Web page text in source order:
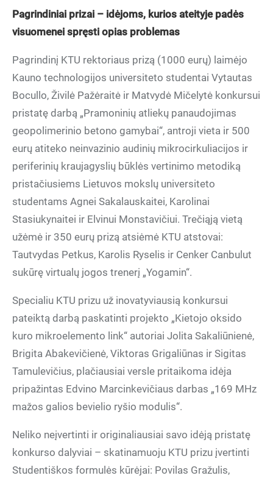
visuomenei spręsti opias problemas
Kauno technologijos universiteto studentai Vytautas
Bocullo, Živilė Pažėraitė ir Matvydė Mičelytė konkursui
pristatę darbą „Pramoninių atliekų panaudojimas
geopolimerinio betono gamybai“, antroji vieta ir 500
eurų atiteko neinvazinio audinių mikrocirkuliacijos ir
periferinių kraujagyslių būklės vertinimo metodiką
pristačiusiems Lietuvos mokslų universiteto
studentams Agnei Sakalauskaitei, Karolinai
Stasiukynaitei ir Elvinui Monstavičiui. Trečiąją vietą
užėmė ir 350 eurų prizą atsiėmė KTU atstovai:
Tautvydas Petkus, Karolis Ryselis ir Cenker Canbulut
sukūrę virtualų jogos trenerį „Yogamin“.
pateiktą darbą paskatinti projekto „Kietojo oksido
kuro mikroelemento link“ autoriai Jolita Sakaliūnienė,
Brigita Abakevičienė, Viktoras Grigaliūnas ir Sigitas
Tamulevičius, plačiausiai versle pritaikoma idėja
pripažintas Edvino Marcinkevičiaus darbas „169 MHz
mažos galios bevielio ryšio modulis“.
konkurso dalyviai – skatinamuoju KTU prizu įvertinti
Studentiškos formulės kūrėjai: Povilas Gražulis,